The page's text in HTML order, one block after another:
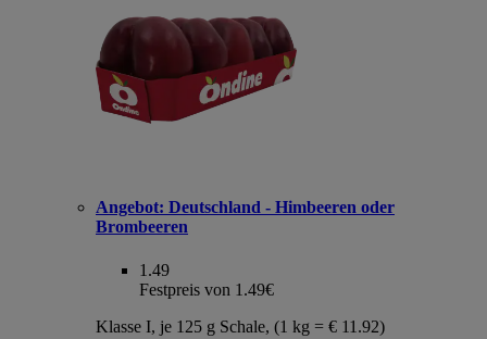
Angebot: Deutschland - Himbeeren oder
Brombeeren
1.49
Festpreis von 1.49€
Klasse I, je 125 g Schale, (1 kg = € 11.92)